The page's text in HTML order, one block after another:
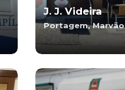
J. J. Videira
Portagem, Marvão